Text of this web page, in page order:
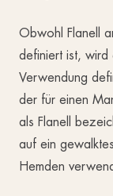
Obwohl Flanell
definiert ist, wird
Verwendung
der für einen
als Flanell
auf ein
Hemden